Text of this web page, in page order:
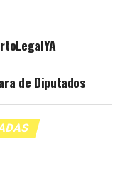
de Diputados